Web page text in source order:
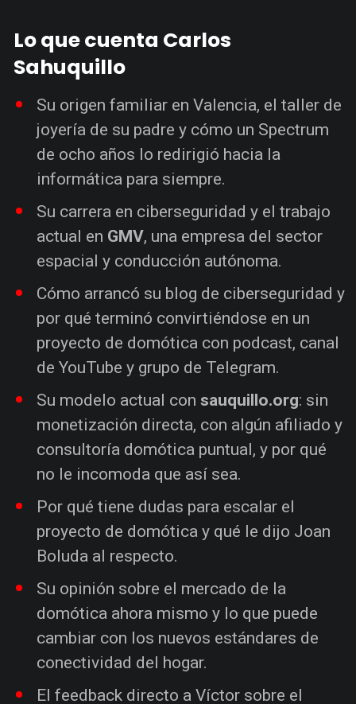
Lo que cuenta Carlos
Sahuquillo
Su origen familiar en Valencia, el taller de
joyería de su padre y cómo un Spectrum
de ocho años lo redirigió hacia la
informática para siempre.
Su carrera en ciberseguridad y el trabajo
actual en GMV, una empresa del sector
espacial y conducción autónoma.
Cómo arrancó su blog de ciberseguridad y
por qué terminó convirtiéndose en un
proyecto de domótica con podcast, canal
de YouTube y grupo de Telegram.
Su modelo actual con sauquillo.org: sin
monetización directa, con algún afiliado y
consultoría domótica puntual, y por qué
no le incomoda que así sea.
Por qué tiene dudas para escalar el
proyecto de domótica y qué le dijo Joan
Boluda al respecto.
Su opinión sobre el mercado de la
domótica ahora mismo y lo que puede
cambiar con los nuevos estándares de
conectividad del hogar.
El feedback directo a Víctor sobre el